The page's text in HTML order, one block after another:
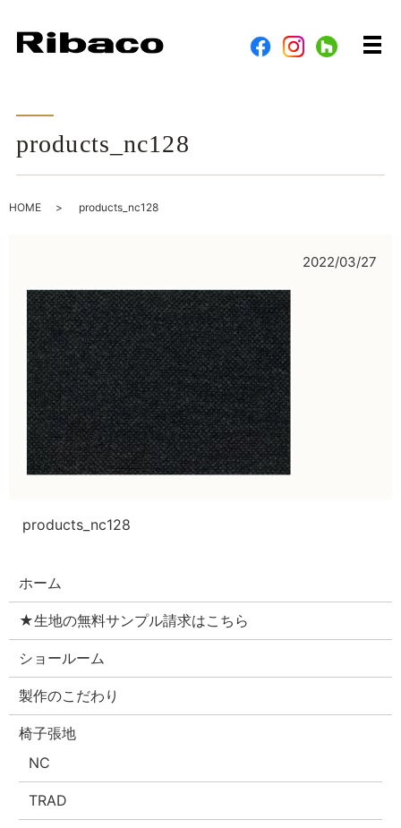
メ
products_nc128
HOME products_nc128
2022/03/27
products_nc128
ホーム
★生地の無料サンプル請求はこちら
ショールーム
製作のこだわり
椅子張地
NC
TRAD